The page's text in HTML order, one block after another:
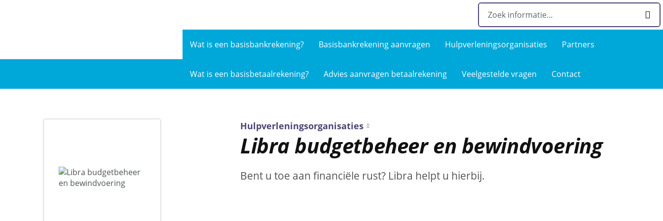
Wat is een basis­bankrekening?
Basisbankrekening aanvragen Hulpverlenings­organisaties Partners
Wat is een basis­betaalrekening? Advies aanvragen betaalrekening Veelgestelde­ vragen Contact
Hulpverleningsorganisaties
Libra budgetbeheer en bewindvoering
Bent u toe aan financiële rust? Libra helpt u hierbij.